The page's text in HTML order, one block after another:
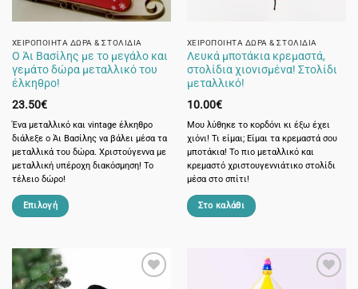
ΧΕΙΡΟΠΟΊΗΤΑ ΔΏΡΑ & ΣΤΟΛΊΔΙΑ
Ο Άι Βασίλης με το μεγάλο και
γεμάτο δώρα μεταλλικό του
έλκηθρο!
23.50€
Ένα μεταλλικό και vintage έλκηθρο
διάλεξε ο Άι Βασίλης να βάλει μέσα τα
μεταλλικά του δώρα. Χριστούγεννα με
μεταλλική υπέροχη διακόσμηση! Το
τέλειο δώρο!
Επιλογή
προϊόν
έχει
ΧΕΙΡΟΠΟΊΗΤΑ ΔΏΡΑ & ΣΤΟΛΊΔΙΑ
Λευκά μποτάκια κρεμαστά,
στολίδια χιονισμένα! Στολίδι
μεταλλικό!
10.00€
Μου λύθηκε το κορδόνι κι έξω έχει
χιόνι! Τι είμαι; Είμαι τα κρεμαστά σου
μποτάκια! Το πιο μεταλλικό και
κρεμαστό χριστουγεννιάτικο στολίδι
μέσα στο σπίτι!
Στο καλάθι